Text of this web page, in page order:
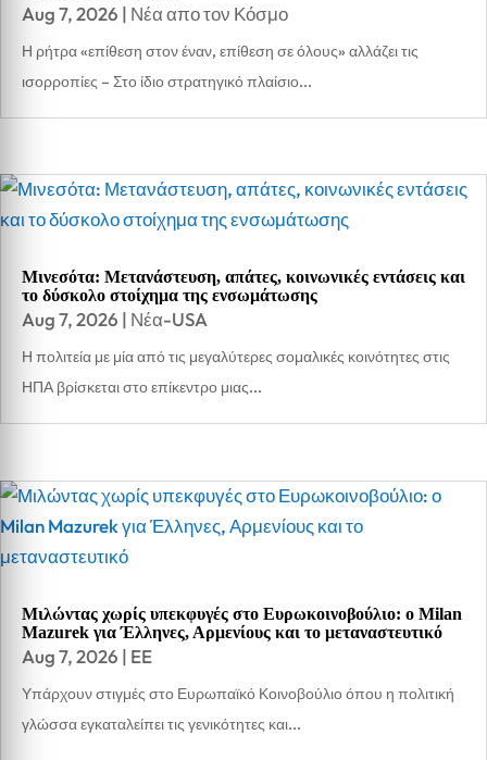
Aug 7, 2026 | Νέα απο τον Κόσμο
Η ρήτρα «επίθεση στον έναν, επίθεση σε όλους» αλλάζει τις
ισορροπίες – Στο ίδιο στρατηγικό πλαίσιο...
Μινεσότα: Μετανάστευση, απάτες, κοινωνικές εντάσεις και
το δύσκολο στοίχημα της ενσωμάτωσης
Aug 7, 2026 | Νέα-USA
Η πολιτεία με μία από τις μεγαλύτερες σομαλικές κοινότητες στις
ΗΠΑ βρίσκεται στο επίκεντρο μιας...
Μιλώντας χωρίς υπεκφυγές στο Ευρωκοινοβούλιο: ο Milan
Mazurek για Έλληνες, Αρμενίους και το μεταναστευτικό
Aug 7, 2026 | EE
Υπάρχουν στιγμές στο Ευρωπαϊκό Κοινοβούλιο όπου η πολιτική
γλώσσα εγκαταλείπει τις γενικότητες και...